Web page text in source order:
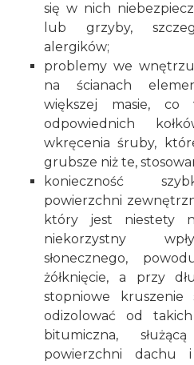
się w nich
lub grzyby,
alergików;
problemy we
na ścianach
większej masie, co
odpowiednich
wkręcenia śruby,
grubsze niż te,
konieczność
powierzchni
który jest niestety
niekorzystny
słonecznego,
żółknięcie, a przy
stopniowe kruszenie
odizolować od
bitumiczna,
powierzchni dachu i